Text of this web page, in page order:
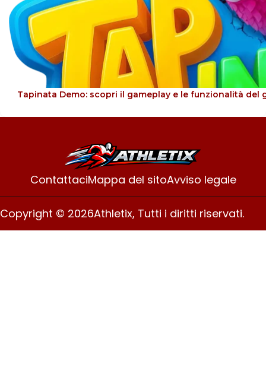
Tapinata Demo: scopri il gameplay e le funzionalità del
ContattaciMappa del sitoAvviso legale
Copyright © 2026Athletix, Tutti i diritti riservati.